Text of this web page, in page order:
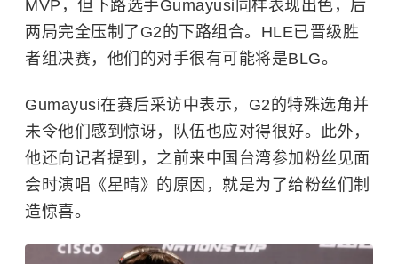
MVP，但下路选手Gumayusi同样表现出色，后
两局完全压制了G2的下路组合。HLE已晋级胜
者组决赛，他们的对手很有可能将是BLG。
Gumayusi在赛后采访中表示，G2的特殊选角并
未令他们感到惊讶，队伍也应对得很好。此外，
他还向记者提到，之前来中国台湾参加粉丝见面
会时演唱《星晴》的原因，就是为了给粉丝们制
造惊喜。